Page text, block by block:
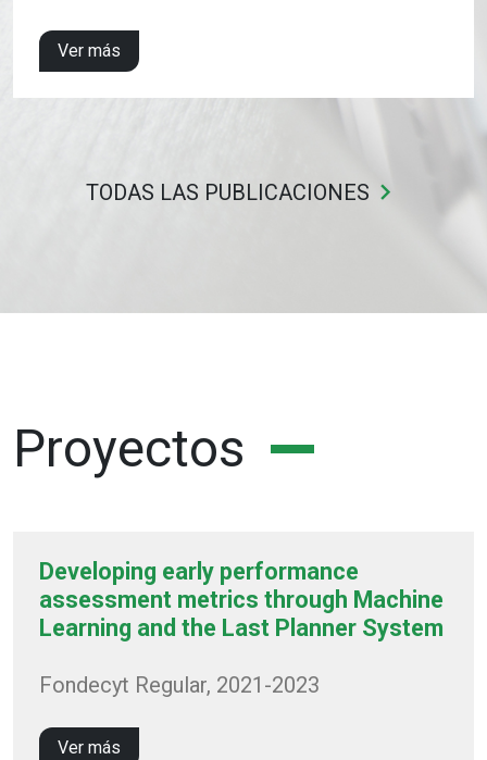
Ver más
TODAS LAS PUBLICACIONES keyboard_arrow_right
Proyectos
Developing early performance
assessment metrics through Machine
Learning and the Last Planner System
Fondecyt Regular, 2021-2023
Ver más